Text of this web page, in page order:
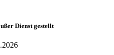
Dienst gestellt